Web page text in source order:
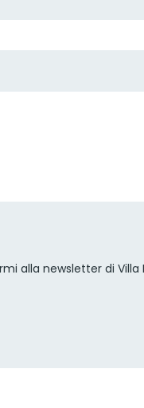
alla newsletter di Villa